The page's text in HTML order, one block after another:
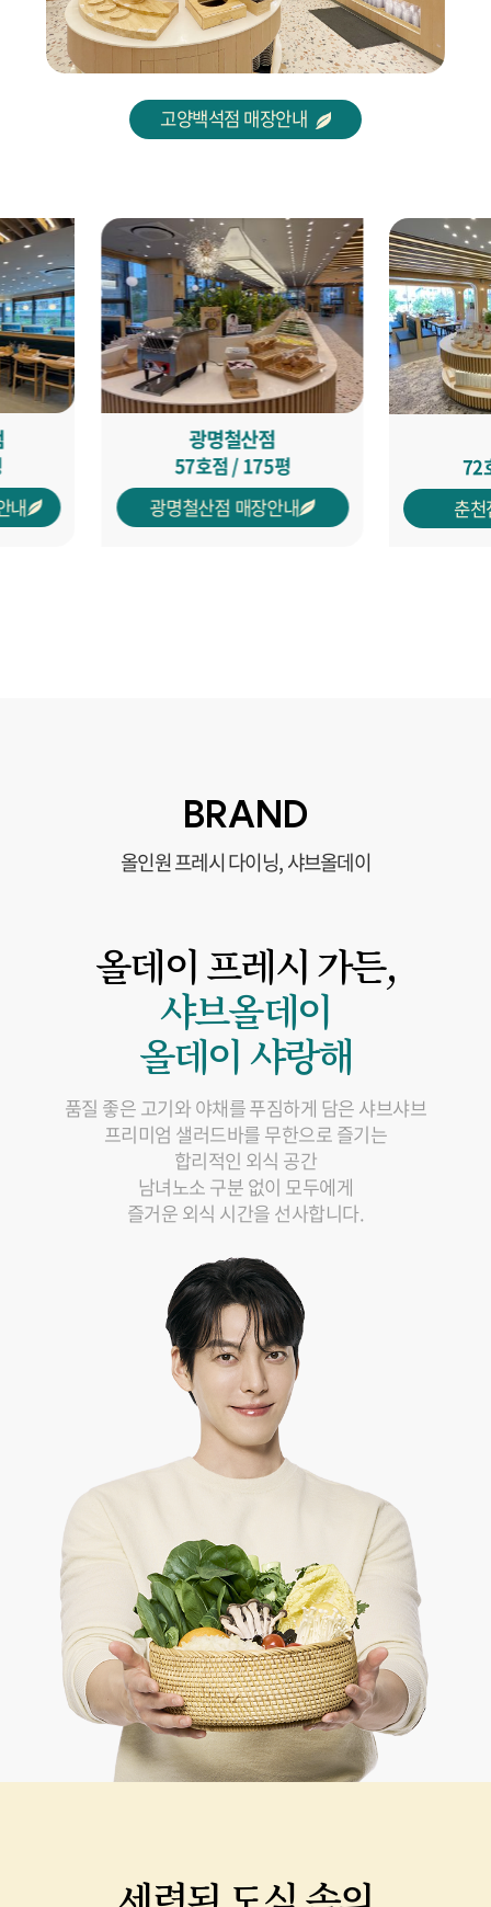
고양백석점 매장안내
춘천점
72호점 / 260평
춘천점 매장안내
71
서울
BRAND
올인원 프레시 다이닝, 샤브올데이
올데이 프레시 가든,
샤브올데이
올데이 샤랑해
품질 좋은 고기와 야채를 푸짐하게 담은 샤브샤브
프리미엄 샐러드바를 무한으로 즐기는
합리적인 외식 공간
남녀노소 구분 없이 모두에게
즐거운 외식 시간을 선사합니다.